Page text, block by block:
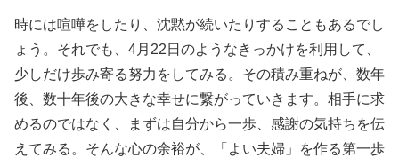
時には喧嘩をしたり、沈黙が続いたりすることもあるでし
ょう。それでも、4月22日のようなきっかけを利用して、
少しだけ歩み寄る努力をしてみる。その積み重ねが、数年
後、数十年後の大きな幸せに繋がっていきます。相手に求
めるのではなく、まずは自分から一歩、感謝の気持ちを伝
えてみる。そんな心の余裕が、「よい夫婦」を作る第一歩